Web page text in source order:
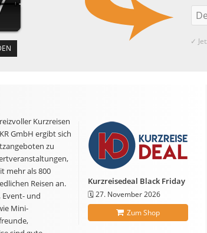
✓
Kurzreisedeal Black Friday
🗓️27. November 2026
Zum Shop
Kurzreisen
GmbH ergibt sich
zu
mehr als 800
Reisen an.
und
Mini-